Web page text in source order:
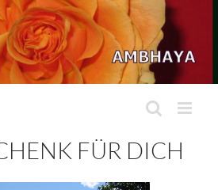
FÜR DICH